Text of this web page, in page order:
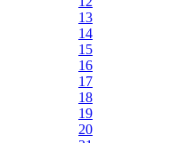
13
14
15
16
17
18
19
20